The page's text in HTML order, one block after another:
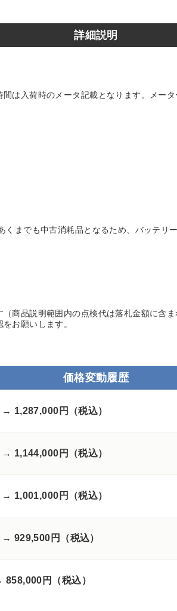
詳細説明
は入荷時のメータ記載となります。メー
までも中古消耗品となるため、バッテリ
商品説明範囲内の点検代は落札金額に含ま
お願いします。
価格変動履歴
→ 1,287,000円（税込）
→ 1,144,000円（税込）
→ 1,001,000円（税込）
→ 929,500円（税込）
858,000円（税込）